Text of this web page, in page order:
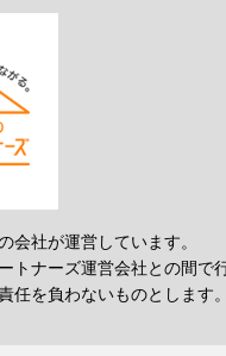
会社が運営しています。
トナーズ運営会社との間で
任を負わないものとします